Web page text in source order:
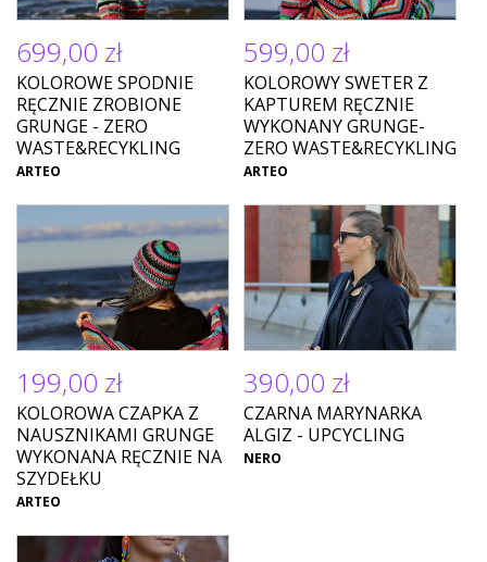
699,00 zł
KOLOROWE SPODNIE
RĘCZNIE ZROBIONE
GRUNGE - ZERO
WASTE&RECYKLING
ARTEO
599,00 zł
KOLOROWY SWETER Z
KAPTUREM RĘCZNIE
WYKONANY GRUNGE-
ZERO WASTE&RECYKLING
ARTEO
199,00 zł
KOLOROWA CZAPKA Z
NAUSZNIKAMI GRUNGE
WYKONANA RĘCZNIE NA
SZYDEŁKU
ARTEO
390,00 zł
CZARNA MARYNARKA
ALGIZ - UPCYCLING
NERO